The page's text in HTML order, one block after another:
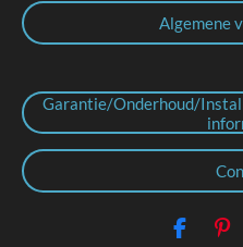
Algemene
Garantie/Onderhoud/
F
P